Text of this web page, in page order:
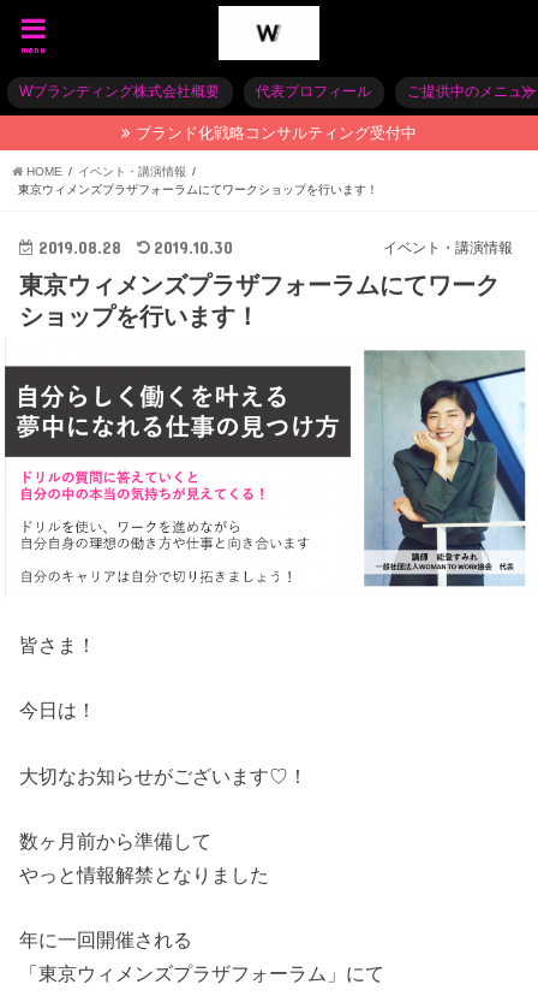
menu
Wブランディング株式会社概要 代表プロフィール ご提供中のメニュー
ブランド化戦略コンサルティング受付中
HOME
イベント・講演情報
東京ウィメンズプラザフォーラムにてワークショップを行います！
イベント・講演情報
2019.08.28 2019.10.30
東京ウィメンズプラザフォーラムにてワーク
ショップを行います！
皆さま！
今日は！
大切なお知らせがございます♡！
数ヶ月前から準備して
やっと情報解禁となりました
年に一回開催される
「東京ウィメンズプラザフォーラム」にて